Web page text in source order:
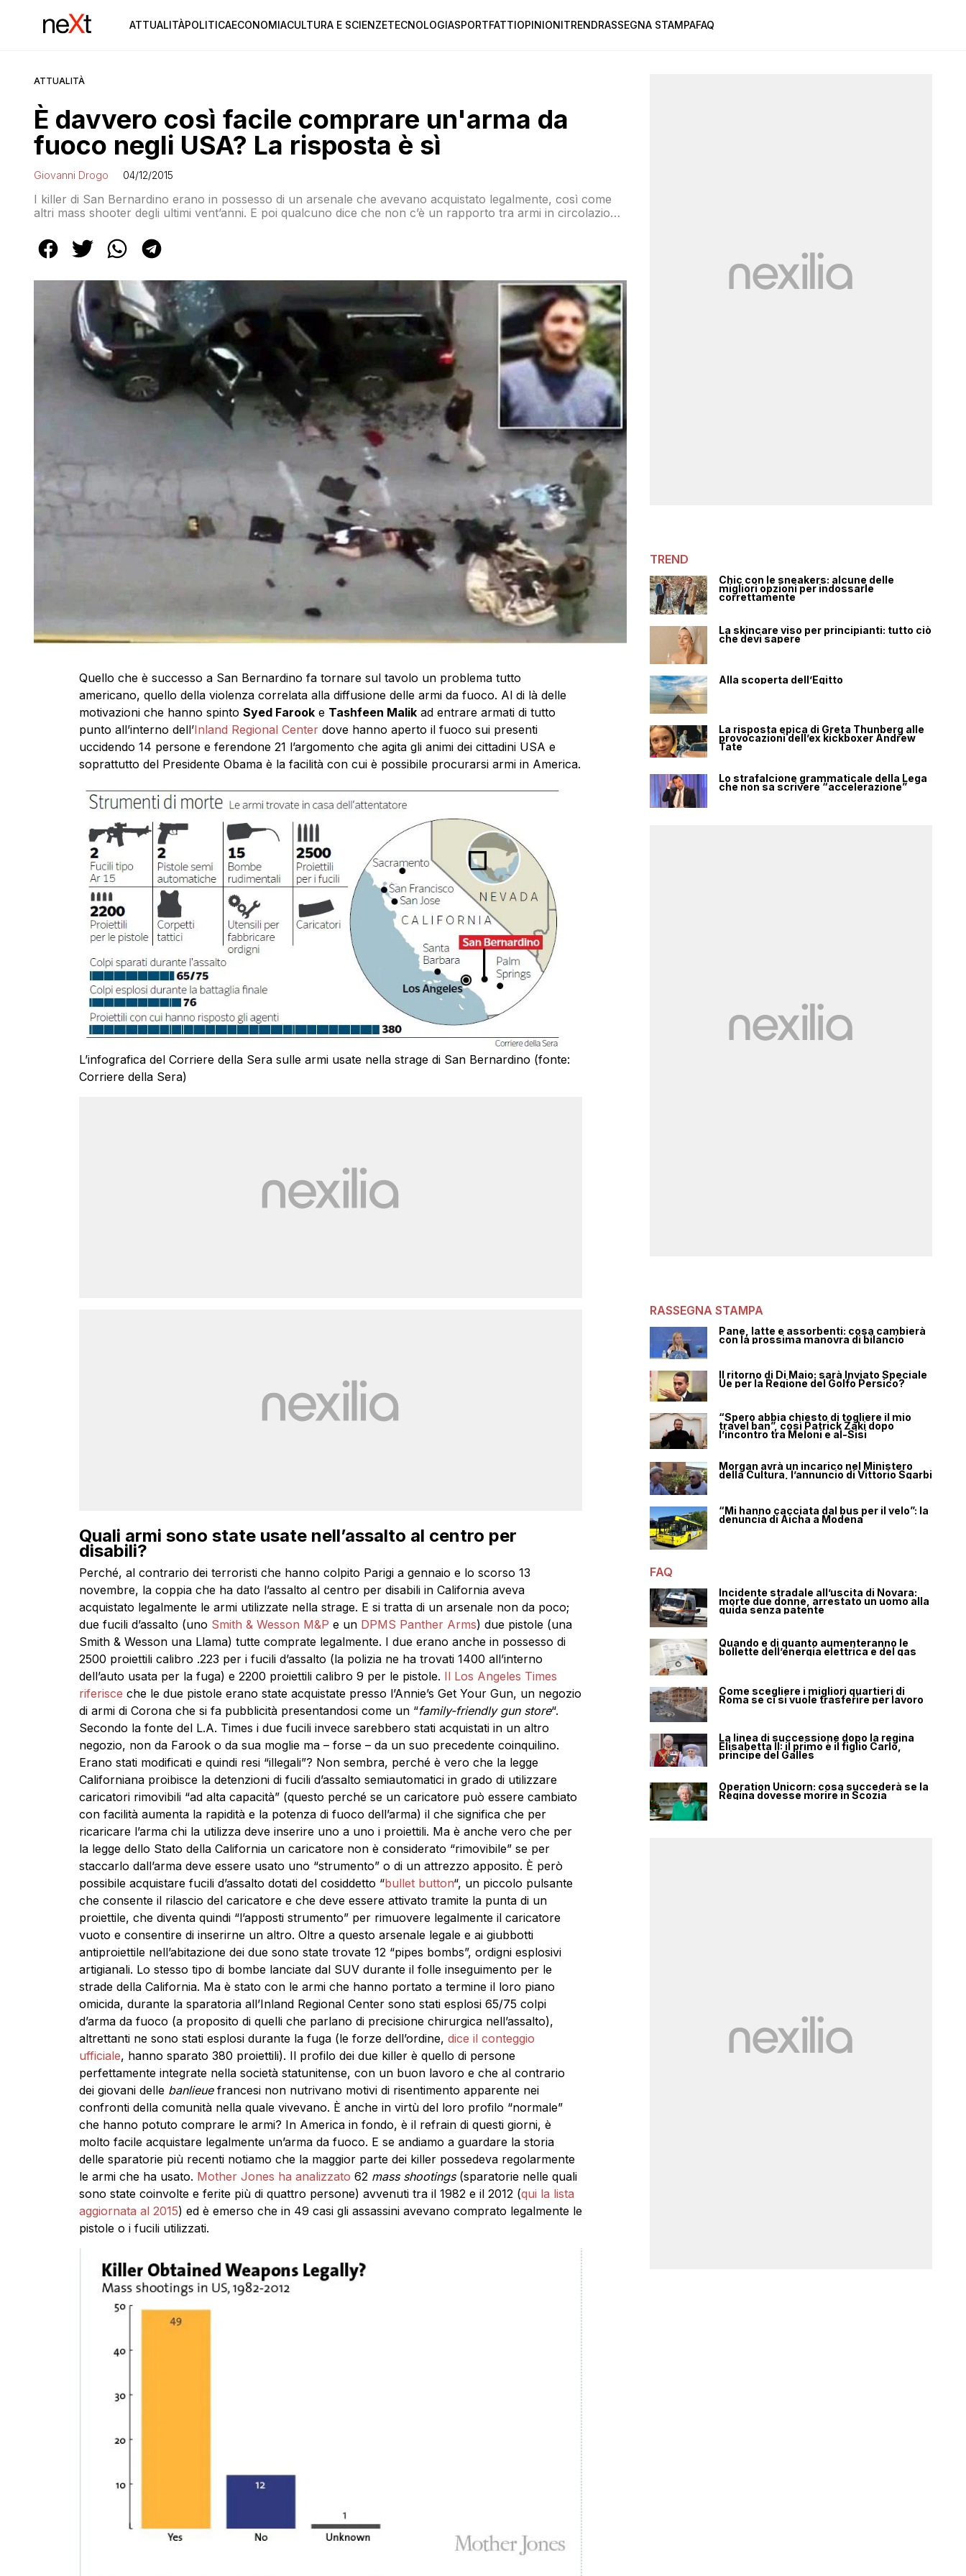
ATTUALITÀPOLITICAECONOMIACULTURA E SCIENZETECNOLOGIASPORTFATTIOPINIONITRENDRASSEGNA STAMPAFAQ
ATTUALITÀ
È davvero così facile comprare un'arma da
fuoco negli USA? La risposta è sì
Giovanni Drogo 04/12/2015
I killer di San Bernardino erano in possesso di un arsenale che avevano acquistato legalmente, così come
altri mass shooter degli ultimi vent’anni. E poi qualcuno dice che non c’è un rapporto tra armi in circolazione
Quello che è successo a San Bernardino fa tornare sul tavolo un problema tutto
americano, quello della violenza correlata alla diffusione delle armi da fuoco. Al di là delle
motivazioni che hanno spinto Syed Farooke Tashfeen Malikad entrare armati di tutto
punto all’interno dell’Inland Regional Centerdove hanno aperto il fuoco sui presenti
uccidendo 14 persone e ferendone 21 l’argomento che agita gli animi dei cittadini USA e
soprattutto del Presidente Obama è la facilità con cui è possibile procurarsi armi in America.
L’infografica del Corriere della Sera sulle armi usate nella strage di San Bernardino (fonte:
Corriere della Sera)
Quali armi sono state usate nell’assalto al centro per
disabili?
Perché, al contrario dei terroristi che hanno colpito Parigi a gennaio e lo scorso 13
novembre, la coppia che ha dato l’assalto al centro per disabili in California aveva
acquistato legalmente le armi utilizzate nella strage. E si tratta di un arsenale non da poco;
due fucili d’assalto (uno Smith & Wesson M&P e un DPMS Panther Arms) due pistole (una
Smith & Wesson una Llama) tutte comprate legalmente. I due erano anche in possesso di
2500 proiettili calibro .223 per i fucili d’assalto (la polizia ne ha trovati 1400 all’interno
dell’auto usata per la fuga) e 2200 proiettili calibro 9 per le pistole. Il Los Angeles Times
riferisce che le due pistole erano state acquistate presso l’Annie’s Get Your Gun, un negozio
di armi di Corona che si fa pubblicità presentandosi come un “family-friendly gun store“.
Secondo la fonte del L.A. Times i due fucili invece sarebbero stati acquistati in un altro
negozio, non da Farook o da sua moglie ma – forse – da un suo precedente coinquilino.
Erano stati modificati e quindi resi “illegali”? Non sembra, perché è vero che la legge
Californiana proibisce la detenzioni di fucili d’assalto semiautomatici in grado di utilizzare
caricatori rimovibili “ad alta capacità” (questo perché se un caricatore può essere cambiato
con facilità aumenta la rapidità e la potenza di fuoco dell’arma) il che significa che per
ricaricare l’arma chi la utilizza deve inserire uno a uno i proiettili. Ma è anche vero che per
la legge dello Stato della California un caricatore non è considerato “rimovibile” se per
staccarlo dall’arma deve essere usato uno “strumento” o di un attrezzo apposito. È però
possibile acquistare fucili d’assalto dotati del cosiddetto “bullet button“, un piccolo pulsante
che consente il rilascio del caricatore e che deve essere attivato tramite la punta di un
proiettile, che diventa quindi “l’apposti strumento” per rimuovere legalmente il caricatore
vuoto e consentire di inserirne un altro. Oltre a questo arsenale legale e ai giubbotti
antiproiettile nell’abitazione dei due sono state trovate 12 “pipes bombs”, ordigni esplosivi
artigianali. Lo stesso tipo di bombe lanciate dal SUV durante il folle inseguimento per le
strade della California. Ma è stato con le armi che hanno portato a termine il loro piano
omicida, durante la sparatoria all’Inland Regional Center sono stati esplosi 65/75 colpi
d’arma da fuoco (a proposito di quelli che parlano di precisione chirurgica nell’assalto),
altrettanti ne sono stati esplosi durante la fuga (le forze dell’ordine, dice il conteggio
ufficiale, hanno sparato 380 proiettili). Il profilo dei due killer è quello di persone
perfettamente integrate nella società statunitense, con un buon lavoro e che al contrario
dei giovani delle banlieuefrancesi non nutrivano motivi di risentimento apparente nei
confronti della comunità nella quale vivevano. È anche in virtù del loro profilo “normale”
che hanno potuto comprare le armi? In America in fondo, è il refrain di questi giorni, è
molto facile acquistare legalmente un’arma da fuoco. E se andiamo a guardare la storia
delle sparatorie più recenti notiamo che la maggior parte dei killer possedeva regolarmente
le armi che ha usato. Mother Jones ha analizzato 62 mass shootings(sparatorie nelle quali
sono state coinvolte e ferite più di quattro persone) avvenuti tra il 1982 e il 2012 (qui la lista
aggiornata al 2015) ed è emerso che in 49 casi gli assassini avevano comprato legalmente le
pistole o i fucili utilizzati.
TREND
Chic con le sneakers: alcune delle
migliori opzioni per indossarle
correttamente
La skincare viso per principianti: tutto ciò
che devi sapere
Alla scoperta dell’Egitto
La risposta epica di Greta Thunberg alle
provocazioni dell’ex kickboxer Andrew
Tate
Lo strafalcione grammaticale della Lega
che non sa scrivere “accelerazione”
RASSEGNA STAMPA
Pane, latte e assorbenti: cosa cambierà
con la prossima manovra di bilancio
Il ritorno di Di Maio: sarà Inviato Speciale
Ue per la Regione del Golfo Persico?
“Spero abbia chiesto di togliere il mio
travel ban”, così Patrick Zaki dopo
l’incontro tra Meloni e al-Sisi
Morgan avrà un incarico nel Ministero
della Cultura, l’annuncio di Vittorio Sgarbi
“Mi hanno cacciata dal bus per il velo”: la
denuncia di Aicha a Modena
FAQ
Incidente stradale all’uscita di Novara:
morte due donne, arrestato un uomo alla
guida senza patente
Quando e di quanto aumenteranno le
bollette dell’energia elettrica e del gas
Come scegliere i migliori quartieri di
Roma se ci si vuole trasferire per lavoro
La linea di successione dopo la regina
Elisabetta II: il primo è il figlio Carlo,
principe del Galles
Operation Unicorn: cosa succederà se la
Regina dovesse morire in Scozia